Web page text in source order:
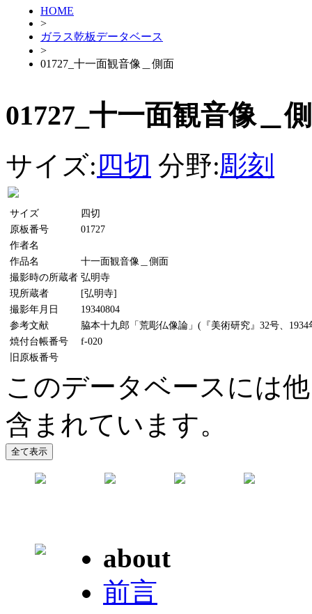
HOME
>
ガラス乾板データベース
>
01727_十一面観音像＿側面
01727_十一面観音像＿
サイズ: 四切 分野:彫刻
サイズ
四切
原板番号
01727
作者名
作品名
十一面観音像＿側面
撮影時の所蔵者 弘明寺
現所蔵者
[弘明寺]
撮影年月日
19340804
参考文献
脇本十九郎「荒彫仏像論」(『美術研究』32号、1934
焼付台帳番号
f-020
旧原板番号
このデータベースには
含まれています。
about
前言